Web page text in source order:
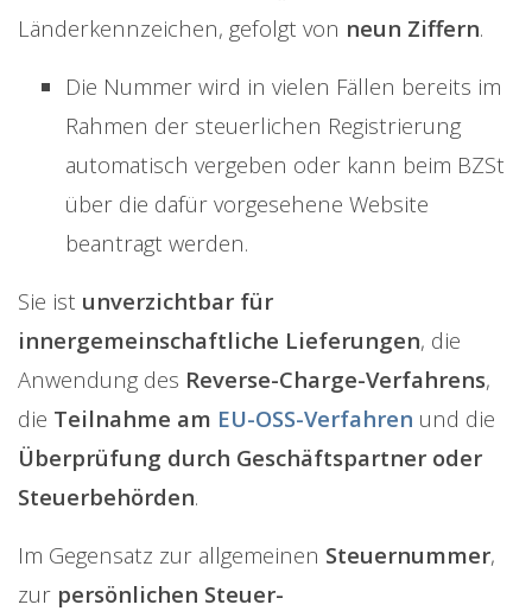
Länderkennzeichen, gefolgt von neun Ziffern.
Die Nummer wird in vielen Fällen bereits im
Rahmen der steuerlichen Registrierung
automatisch vergeben oder kann beim BZSt
über die dafür vorgesehene Website
beantragt werden.
Sie ist unverzichtbar für
innergemeinschaftliche Lieferungen, die
Anwendung des Reverse-Charge-Verfahrens,
die Teilnahme am EU-OSS-Verfahren und die
Überprüfung durch Geschäftspartner oder
Steuerbehörden.
Im Gegensatz zur allgemeinen Steuernummer,
zur persönlichen Steuer-